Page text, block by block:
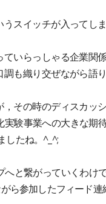
スイッチが入ってし
いらっしゃる企業関
も織り交ぜながら語
その時のディスカッ
験事業への大きな期
したね。^_^;
と繋がっていくわけ
ら参加したフィード連